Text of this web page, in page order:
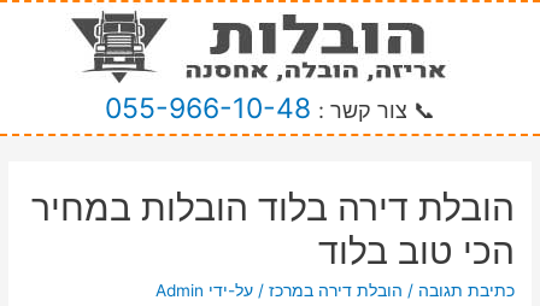
📞 צור קשר : 055-966-10-48
הובלת דירה בלוד הובלות במחיר
הכי טוב בלוד
כתיבת תגובה / הובלת דירה במרכז / על-ידי Admin